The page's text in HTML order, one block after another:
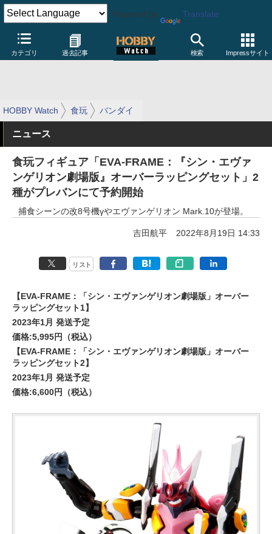
Powered by Translate
カテゴリ 過去記事 検索 Impressサイト
HOBBY Watch 食玩 バンダイ
ニュース
食玩フィギュア「EVA-FRAME：『シン・エヴァ
ンゲリオン劇場版』オーバーラッピングセット」2
種がプレバンにて予約開始
捕食シーンの改8号機γやエヴァンゲリオン Mark.10が登場。
吉田航平 2022年8月19日 14:33
リスト
【EVA-FRAME：「シン・エヴァンゲリオン劇場版」オーバー
ラッピングセット1】
2023年1月 発送予定
価格:5,995円（税込）
【EVA-FRAME：「シン・エヴァンゲリオン劇場版」オーバー
ラッピングセット2】
2023年1月 発送予定
価格:6,600円（税込）